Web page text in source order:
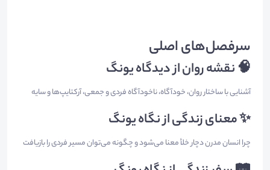
سرفصل‌های اصلی
🧠 نقشه روان از دیدگاه یونگ
آشنایی با ساختار روان، خودآگاه، ناخودآگاه فردی و جمعی، آرکتایپ‌ها و سایه
✨ معنای زندگی از نگاه یونگ
چرا انسان مدرن دچار خلأ معنا می‌شود و چگونه می‌توان مسیر فردی را بازیافت